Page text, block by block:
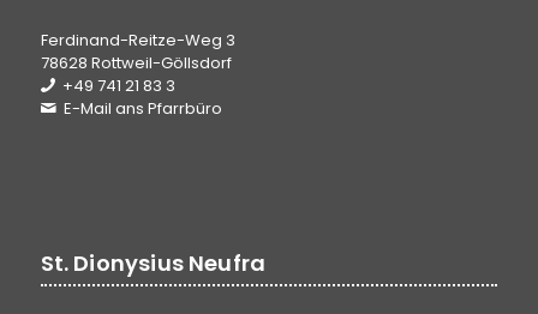
Ferdinand-Reitze-Weg 3
78628 Rottweil-Göllsdorf
+49 741 21 83 3
E-Mail ans Pfarrbüro
St. Dionysius Neufra